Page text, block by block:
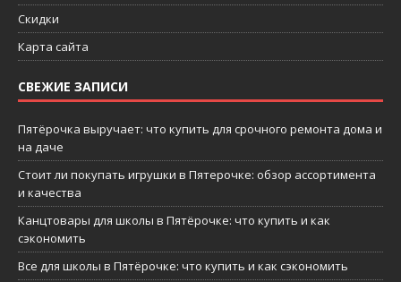
Скидки
Карта сайта
СВЕЖИЕ ЗАПИСИ
Пятёрочка выручает: что купить для срочного ремонта дома и
на даче
Стоит ли покупать игрушки в Пятерочке: обзор ассортимента
и качества
Канцтовары для школы в Пятёрочке: что купить и как
сэкономить
Все для школы в Пятёрочке: что купить и как сэкономить